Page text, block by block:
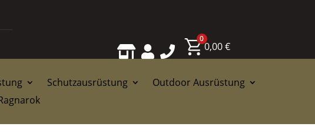
  
0
0,00€
Schutzausrüstung
Outdoor Ausrüstung